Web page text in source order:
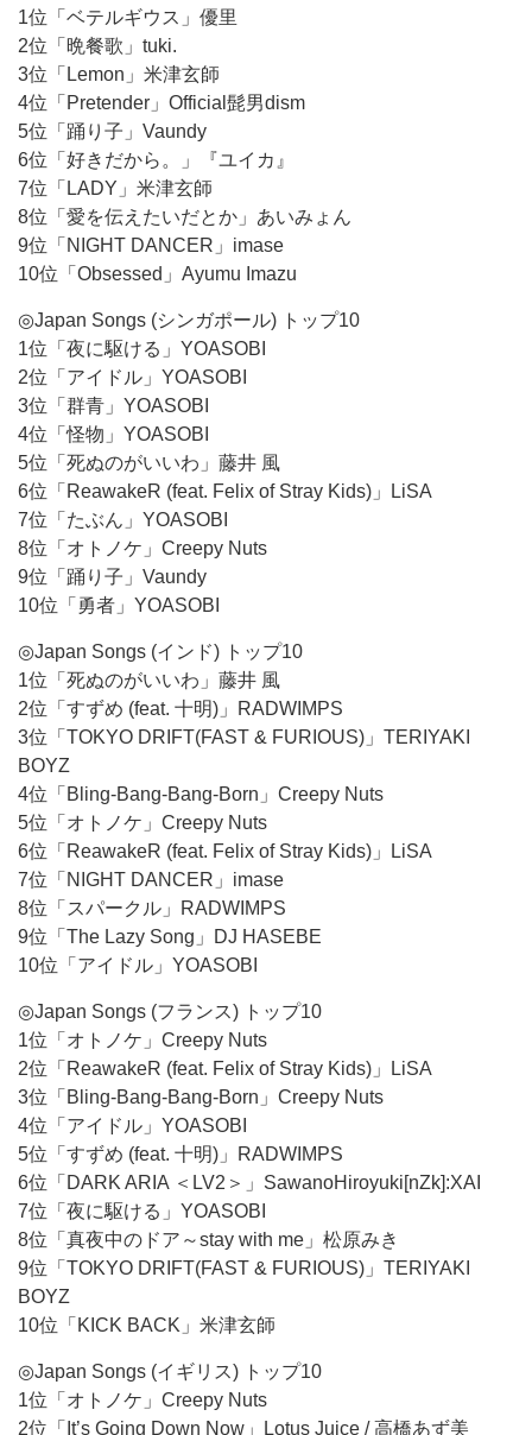
1位「ベテルギウス」優里
2位「晩餐歌」tuki.
3位「Lemon」米津玄師
4位「Pretender」Official髭男dism
5位「踊り子」Vaundy
6位「好きだから。」『ユイカ』
7位「LADY」米津玄師
8位「愛を伝えたいだとか」あいみょん
9位「NIGHT DANCER」imase
10位「Obsessed」Ayumu Imazu
◎Japan Songs (シンガポール) トップ10
1位「夜に駆ける」YOASOBI
2位「アイドル」YOASOBI
3位「群青」YOASOBI
4位「怪物」YOASOBI
5位「死ぬのがいいわ」藤井 風
6位「ReawakeR (feat. Felix of Stray Kids)」LiSA
7位「たぶん」YOASOBI
8位「オトノケ」Creepy Nuts
9位「踊り子」Vaundy
10位「勇者」YOASOBI
◎Japan Songs (インド) トップ10
1位「死ぬのがいいわ」藤井 風
2位「すずめ (feat. 十明)」RADWIMPS
3位「TOKYO DRIFT(FAST & FURIOUS)」TERIYAKI
BOYZ
4位「Bling-Bang-Bang-Born」Creepy Nuts
5位「オトノケ」Creepy Nuts
6位「ReawakeR (feat. Felix of Stray Kids)」LiSA
7位「NIGHT DANCER」imase
8位「スパークル」RADWIMPS
9位「The Lazy Song」DJ HASEBE
10位「アイドル」YOASOBI
◎Japan Songs (フランス) トップ10
1位「オトノケ」Creepy Nuts
2位「ReawakeR (feat. Felix of Stray Kids)」LiSA
3位「Bling-Bang-Bang-Born」Creepy Nuts
4位「アイドル」YOASOBI
5位「すずめ (feat. 十明)」RADWIMPS
6位「DARK ARIA ＜LV2＞」SawanoHiroyuki[nZk]:XAI
7位「夜に駆ける」YOASOBI
8位「真夜中のドア～stay with me」松原みき
9位「TOKYO DRIFT(FAST & FURIOUS)」TERIYAKI
BOYZ
10位「KICK BACK」米津玄師
◎Japan Songs (イギリス) トップ10
1位「オトノケ」Creepy Nuts
2位「It’s Going Down Now」Lotus Juice / 高橋あず美